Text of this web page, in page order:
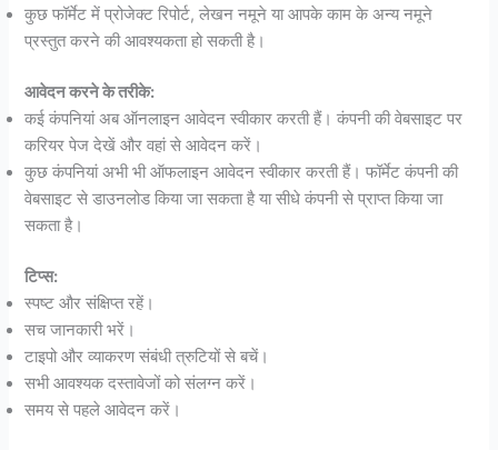
कुछ फॉर्मेट में प्रोजेक्ट रिपोर्ट, लेखन नमूने या आपके काम के अन्य नमूने
प्रस्तुत करने की आवश्यकता हो सकती है।
आवेदन करने के तरीके:
कई कंपनियां अब ऑनलाइन आवेदन स्वीकार करती हैं। कंपनी की वेबसाइट पर
करियर पेज देखें और वहां से आवेदन करें।
कुछ कंपनियां अभी भी ऑफलाइन आवेदन स्वीकार करती हैं। फॉर्मेट कंपनी की
वेबसाइट से डाउनलोड किया जा सकता है या सीधे कंपनी से प्राप्त किया जा
सकता है।
टिप्स:
स्पष्ट और संक्षिप्त रहें।
सच जानकारी भरें।
टाइपो और व्याकरण संबंधी त्रुटियों से बचें।
सभी आवश्यक दस्तावेजों को संलग्न करें।
समय से पहले आवेदन करें।